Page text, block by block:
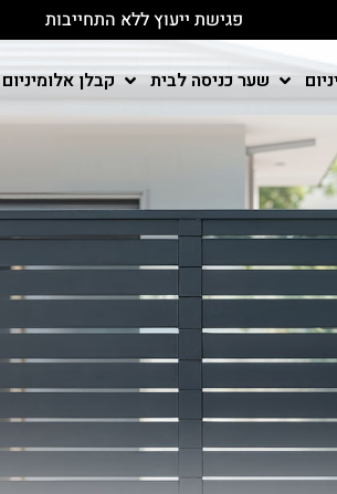
פגישת ייעוץ ללא התחייבות
שער כניסה לבית קבלן אלומיניום